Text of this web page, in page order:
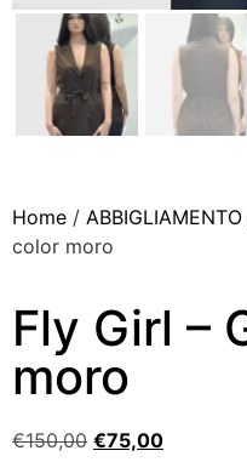
Home / ABBIGLIAMENTO
color moro
Fly Girl –
moro
€150,00 €75,00